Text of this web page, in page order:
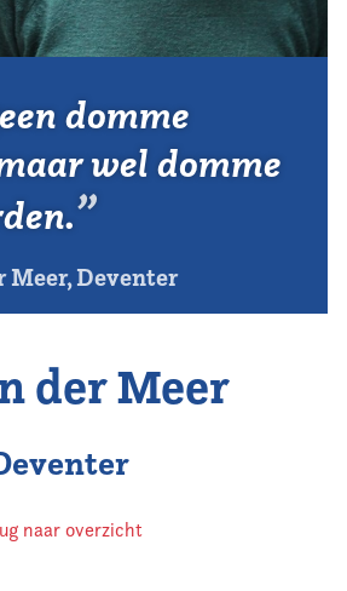
domme
wel domme
Meer, Deventer
der Meer
naar overzicht